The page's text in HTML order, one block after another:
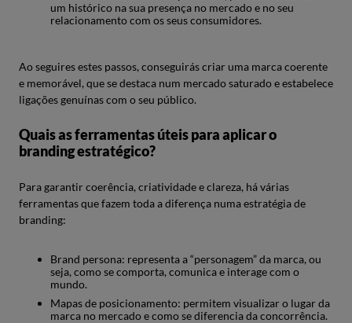
um histórico na sua presença no mercado e no seu
relacionamento com os seus consumidores.
Ao seguires estes passos, conseguirás criar uma marca coerente
e memorável, que se destaca num mercado saturado e estabelece
ligações genuínas com o seu público.
Quais as ferramentas úteis para aplicar o
branding estratégico?
Para garantir coerência, criatividade e clareza, há várias
ferramentas que fazem toda a diferença numa estratégia de
branding:
Brand persona: representa a “personagem” da marca, ou
seja, como se comporta, comunica e interage com o
mundo.
Mapas de posicionamento: permitem visualizar o lugar da
marca no mercado e como se diferencia da concorrência.